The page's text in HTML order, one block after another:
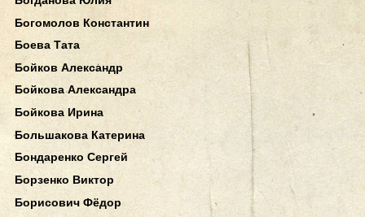
Богомолов Константин
Боева Тата
Бойков Александр
Бойкова Александра
Бойкова Ирина
Большакова Катерина
Бондаренко Сергей
Борзенко Виктор
Борисович Фёдор